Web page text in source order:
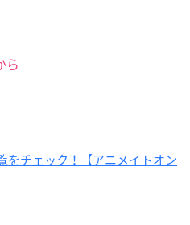
ら
をチェック！【アニメイトオン